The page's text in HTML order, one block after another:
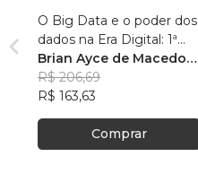
O Big Data e o poder dos
dados na Era Digital: 1ª
Edição.
Brian Ayce de Macedo
Marinho
R$ 206,69
R$ 163,63
Comprar